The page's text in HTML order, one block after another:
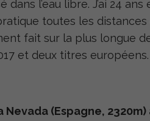
l’eau libre. J’ai 24
toutes les distances
fait sur la plus longue
et deux titres européens.
(Espagne, 2320m)